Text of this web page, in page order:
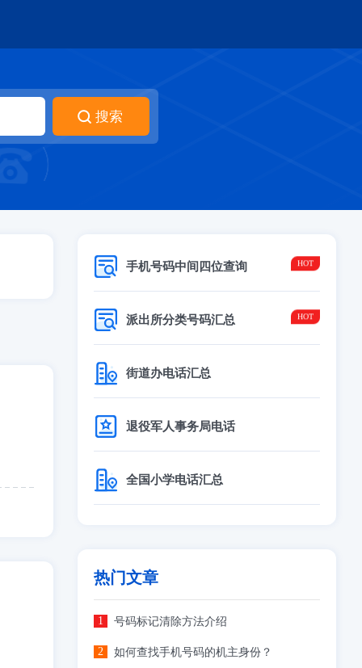
手机号码中间四位查询
派出所分类号码汇总
街道办电话汇总
退役军人事务局电话
全国小学电话汇总
热门文章
号码标记清除方法介绍
如何查找手机号码的机主身份？